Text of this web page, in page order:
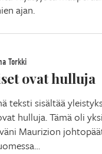
ajan.
Torkki
ovat hulluja
teksti sisältää
hulluja. Tämä oli
Maurizion